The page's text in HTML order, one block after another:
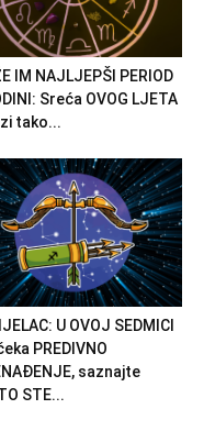
IM NAJLJEPŠI PERIOD
Sreća OVOG LJETA
tako...
U OVOJ SEDMICI
PREDIVNO
saznajte
STE...